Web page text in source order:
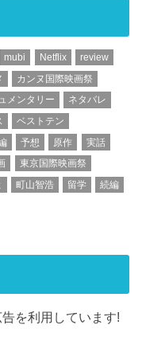
mubi Netflix
review
カンヌ国際映画祭
メンタリー
ネタバレ
ベストテン
予想 原作
実話
東京国際映画祭
町山智浩 留学
続編
を利用しています!